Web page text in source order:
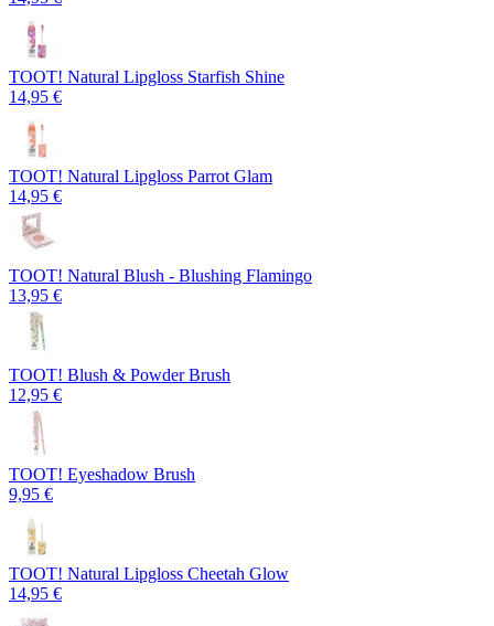
TOOT! Natural Lipgloss Starfish Shine
14,95 €
TOOT! Natural Lipgloss Parrot Glam
14,95 €
TOOT! Natural Blush - Blushing Flamingo
13,95 €
TOOT! Blush & Powder Brush
12,95 €
TOOT! Eyeshadow Brush
9,95 €
TOOT! Natural Lipgloss Cheetah Glow
14,95 €